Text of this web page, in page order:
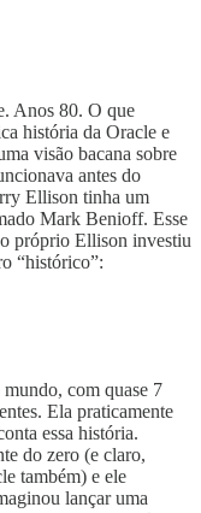
Anos 80. O que
história da Oracle e
visão bacana sobre
antes do
Ellison tinha um
Mark Benioff. Esse
próprio Ellison investiu
“histórico”:
mundo, com quase 7
Ela praticamente
essa história.
do zero (e claro,
também) e ele
lançar uma